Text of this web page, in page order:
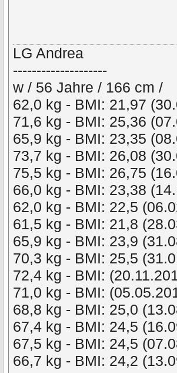
LG Andrea
--------------------
w / 56 Jahre / 166 cm /
62,0 kg - BMI: 21,97
71,6 kg - BMI: 25,36
65,9 kg - BMI: 23,35
73,7 kg - BMI: 26,08
75,5 kg - BMI: 26,75
66,0 kg - BMI: 23,38
62,0 kg - BMI: 22,5
61,5 kg - BMI: 21,8
65,9 kg - BMI: 23,9
70,3 kg - BMI: 25,5
72,4 kg - BMI:
71,0 kg - BMI:
68,8 kg - BMI: 25,0
67,4 kg - BMI: 24,5
67,5 kg - BMI: 24,5
66,7 kg - BMI: 24,2